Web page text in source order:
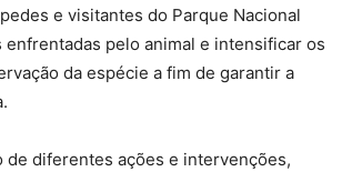
e visitantes do Parque Nacional
enfrentadas pelo animal e intensificar os
da espécie a fim de garantir a
de diferentes ações e intervenções,